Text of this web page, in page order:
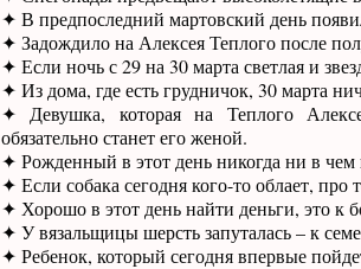
✦ В предпоследний мартовский день
✦ Задождило на Алексея Теплого после
✦ Если ночь с 29 на 30 марта светлая и
✦ Из дома, где есть грудничок, 30 марта
✦ Девушка, которая на Теплого
обязательно станет его женой.
✦ Рожденный в этот день никогда ни в чем
✦ Если собака сегодня кого-то облает, про
✦ Хорошо в этот день найти деньги, это к
✦ У вязальщицы шерсть запуталась – к
✦ Ребенок, который сегодня впервые